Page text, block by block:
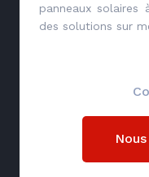
panneaux solaires
des solutions sur